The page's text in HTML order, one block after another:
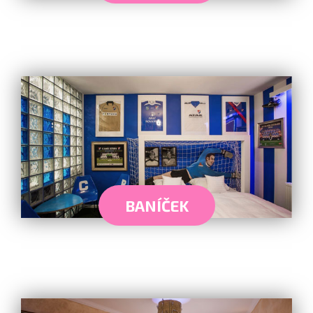
BANÍČEK